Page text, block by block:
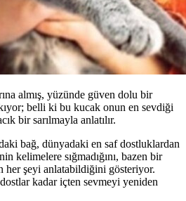
almış, yüzünde güven dolu bir
belli ki bu kucak onun en sevdiği
bir sarılmayla anlatılır.
bağ, dünyadaki en saf dostluklardan
kelimelere sığmadığını, bazen bir
her şeyi anlatabildiğini gösteriyor.
kadar içten sevmeyi yeniden